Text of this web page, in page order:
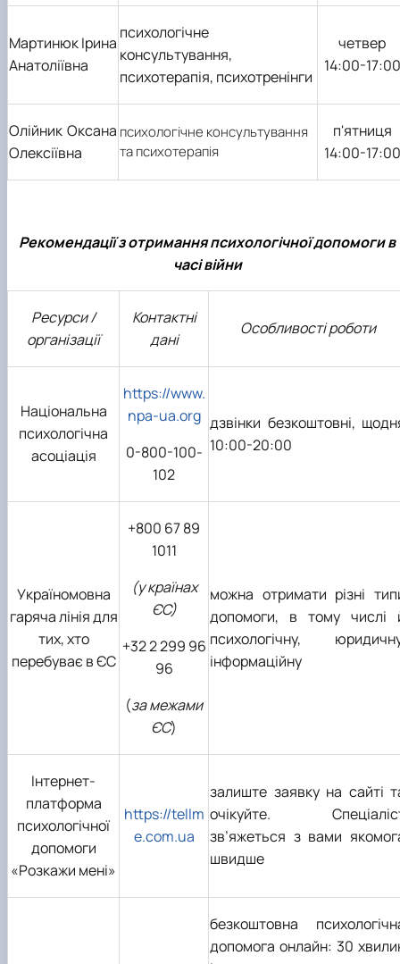
Мартинюк Ірина
Анатоліївна
психологічне
консультування,
психотерапія, психотренінги
четвер
14:00-17:00
Олійник Оксана
Олексіївна
психологічне консультування
та психотерапія
п'ятниця
14:00-17:00
Рекомендації з отримання психологічної допомоги в
часі війни
Ресурси /
організації
Контактні
дані
Особливості роботи
Національна
психологічна
асоціація
https://www.
npa-ua.org
0-800-100-
102
дзвінки безкоштовні,
10:00-20:00
Україномовна
гаряча лінія для
тих, хто
перебуває в ЄС
+800 67 89
1011
(у країнах
ЄС)
+32 2 299 96
96
(за межами
ЄС)
можна отримати різні
допомоги, в тому числі
психологічну,
інформаційну
Інтернет-
платформа
психологічної
допомоги
«Розкажи мені»
https://tellm
e.com.ua
залиште заявку на сайті
очікуйте.
зв’яжеться з вами
швидше
безкоштовна
допомога онлайн: 30